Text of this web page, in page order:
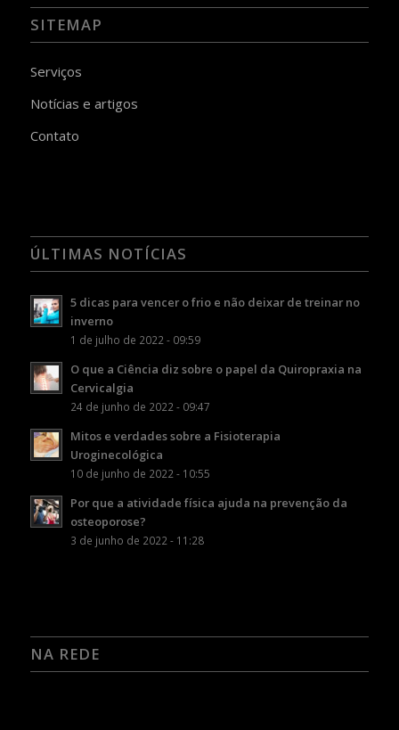
SITEMAP
Serviços
Notícias e artigos
Contato
ÚLTIMAS NOTÍCIAS
5 dicas para vencer o frio e não deixar de treinar no
inverno
1 de julho de 2022 - 09:59
O que a Ciência diz sobre o papel da Quiropraxia na
Cervicalgia
24 de junho de 2022 - 09:47
Mitos e verdades sobre a Fisioterapia
Uroginecológica
10 de junho de 2022 - 10:55
Por que a atividade física ajuda na prevenção da
osteoporose?
3 de junho de 2022 - 11:28
NA REDE